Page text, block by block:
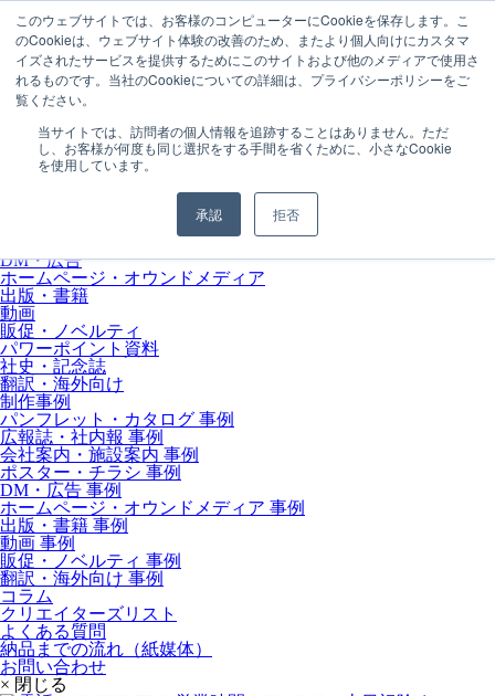
このウェブサイトでは、お客様のコンピューターにCookieを保存します。こ
のCookieは、ウェブサイト体験の改善のため、またより個人向けにカスタマ
イズされたサービスを提供するためにこのサイトおよび他のメディアで使用さ
れるものです。当社のCookieについての詳細は、プライバシーポリシーをご
覧ください。
当サイトでは、訪問者の個人情報を追跡することはありません。ただ
し、お客様が何度も同じ選択をする手間を省くために、小さなCookie
を使用しています。
承認 拒否
MENU
会社情報
取引実績
初めての方へ
サービス内容
パンフレット・カタログ
DM・広告
ホームページ・オウンドメディア
出版・書籍
動画
販促・ノベルティ
パワーポイント資料
社史・記念誌
翻訳・海外向け
制作事例
パンフレット・カタログ 事例
広報誌・社内報 事例
会社案内・施設案内 事例
ポスター・チラシ 事例
DM・広告 事例
ホームページ・オウンドメディア 事例
出版・書籍 事例
動画 事例
販促・ノベルティ 事例
翻訳・海外向け 事例
コラム
クリエイターズリスト
よくある質問
納品までの流れ（紙媒体）
お問い合わせ
× 閉じる